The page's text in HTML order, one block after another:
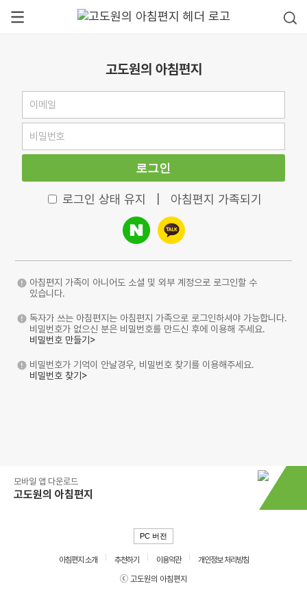
고도원의 아침편지
로그인
로그인 상태 유지 아침편지 가족되기
아침편지 가족이 아니어도 소셜 및 외부 계정으로 로그인할 수
있습니다.
독자가 쓰는 아침편지는 아침편지 가족으로 로그인하셔야 가능합니다.
비밀번호가 없으신 분은 비밀번호를 만드신 후에 이용해 주세요.
비밀번호 만들기>
비밀번호가 기억이 안날경우, 비밀번호 찾기를 이용해주세요.
비밀번호 찾기>
모바일 앱 다운로드
고도원의 아침편지
PC 버전
아침편지 소개 추천하기 이용약관
개인정보 처리방침
ⓒ 고도원의 아침편지